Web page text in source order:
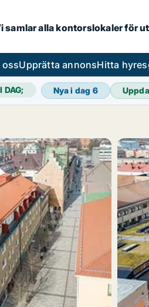
samlar alla kontorslokaler för
ossUpprätta annonsHitta
DAG; Nya i dag 6